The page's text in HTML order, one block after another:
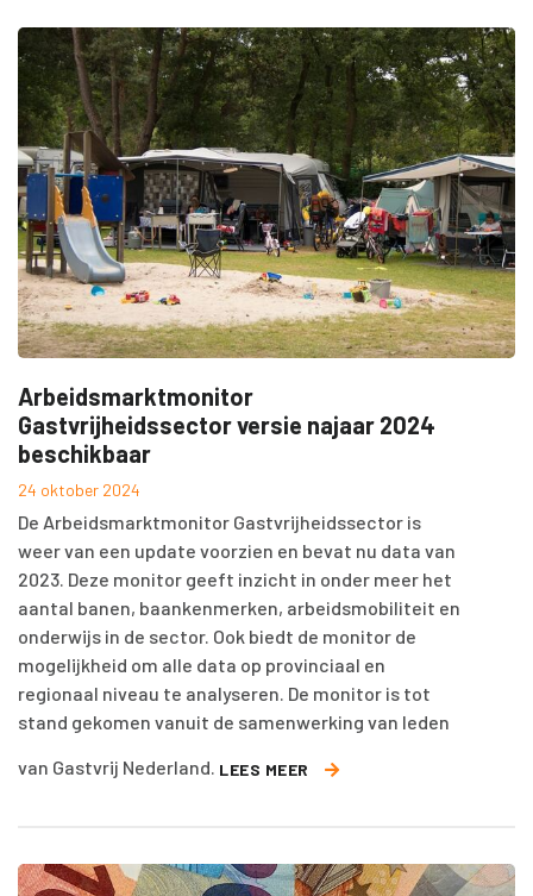
Arbeidsmarktmonitor
Gastvrijheidssector versie najaar 2024
beschikbaar
24 oktober 2024
De Arbeidsmarktmonitor Gastvrijheidssector is
weer van een update voorzien en bevat nu data van
2023. Deze monitor geeft inzicht in onder meer het
aantal banen, baankenmerken, arbeidsmobiliteit en
onderwijs in de sector. Ook biedt de monitor de
mogelijkheid om alle data op provinciaal en
regionaal niveau te analyseren. De monitor is tot
stand gekomen vanuit de samenwerking van leden
van Gastvrij Nederland. LEES MEER